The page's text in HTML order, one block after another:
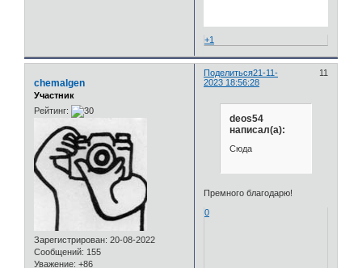
+1
Поделиться 11
21-11-
2023 18:56:28
chemalgen
Участник
Рейтинг:
Зарегистрирован: 20-08-2022
Сообщений: 155
Уважение: +86
deos54
написал(а):
Сюда
Премного благодарю!
0